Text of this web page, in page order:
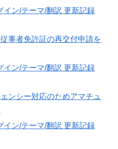
イン/テーマ/翻訳 更新記録
事者免許証の再交付申請を
イン/テーマ/翻訳 更新記録
ンシー対応のためアマチュ
イン/テーマ/翻訳 更新記録